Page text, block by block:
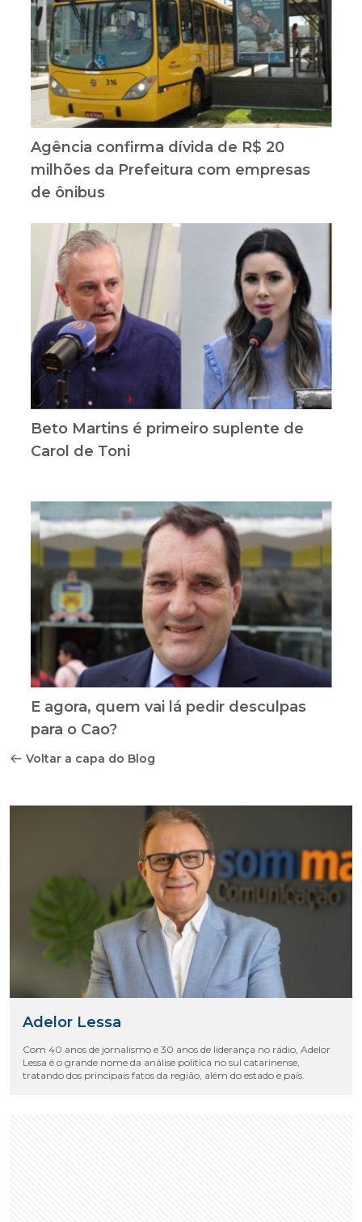
Agência confirma dívida de R$ 20
milhões da Prefeitura com empresas
de ônibus
Beto Martins é primeiro suplente de
Carol de Toni
E agora, quem vai lá pedir desculpas
para o Cao?
Voltar a capa do Blog
Adelor Lessa
Com 40 anos de jornalismo e 30 anos de liderança no rádio, Adelor
Lessa é o grande nome da análise política no sul catarinense,
tratando dos principais fatos da região, além do estado e país.